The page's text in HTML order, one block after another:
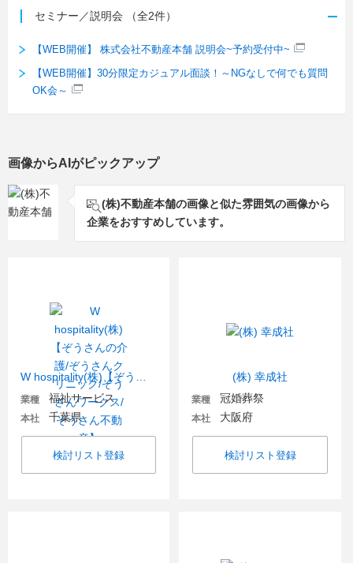
セミナー／説明会 （全2件）
【WEB開催】 株式会社不動産本舗 説明会~予約受付中~
【WEB開催】30分限定カジュアル面談！～NGなしで何でも質問
OK会～
画像からAIがピックアップ
(株)不動産本舗の画像と似た雰囲気の画像から
企業をおすすめしています。
業種 福祉サービス
本社 千葉県
検討リスト登録
(株) 幸成社
業種 冠婚葬祭
本社 大阪府
検討リスト登録